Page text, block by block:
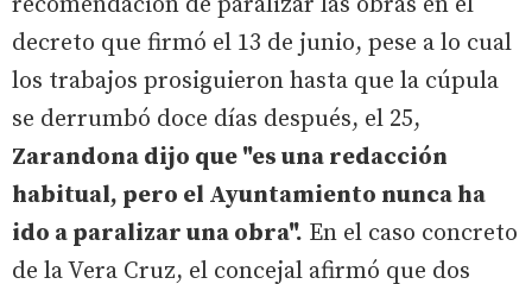
decreto que firmó el 13 de junio, pese a lo cual
los trabajos prosiguieron hasta que la cúpula
se derrumbó doce días después, el 25,
Zarandona dijo que "es una redacción
habitual, pero el Ayuntamiento nunca ha
ido a paralizar una obra". En el caso concreto
de la Vera Cruz, el concejal afirmó que dos